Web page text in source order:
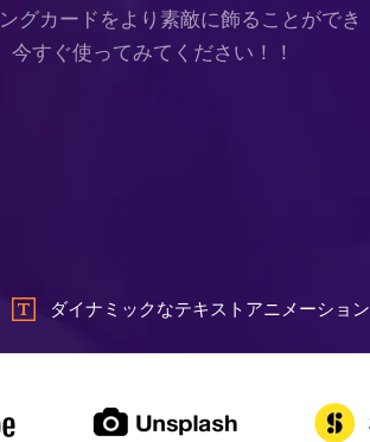
グカードをより素敵に飾ることができ
すぐ使ってみてください！！
ダイナミックなテキストアニメーション